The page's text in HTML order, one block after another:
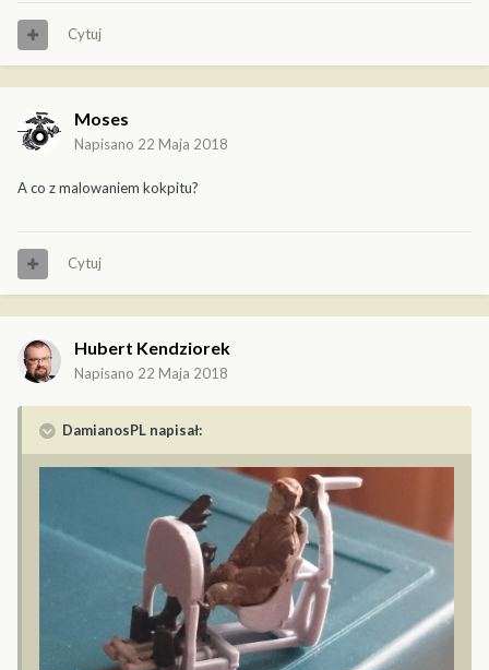
Cytuj
Moses
Napisano 22 Maja 2018
A co z malowaniem kokpitu?
Cytuj
Hubert Kendziorek
Napisano 22 Maja 2018
DamianosPL napisał: